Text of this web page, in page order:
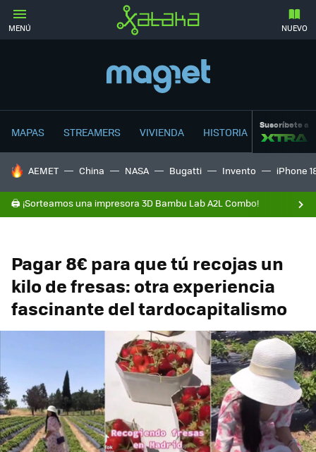
MENÚ NUEVO
MAPAS STREAMERS VIVIENDA HISTORIA Suscríbete a
HOY SE HABLA DE
AEMET China NASA Bugatti Invento iPhone
🖨️ ¡Sorteamos una impresora 3D Bambu Lab A2L Combo!
Pagar 8€ para que tú recojas un
kilo de fresas: otra experiencia
fascinante del tardocapitalismo